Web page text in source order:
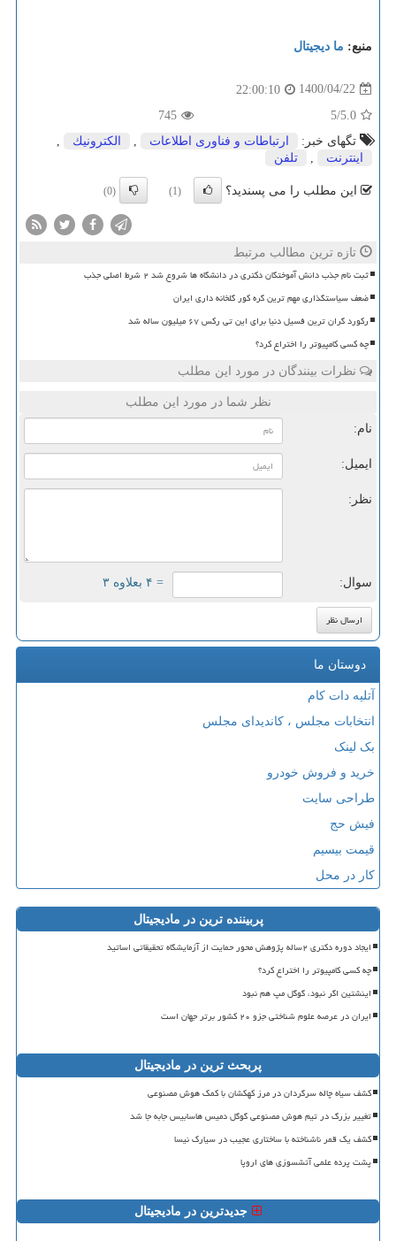
منبع: ما دیجیتال
1400/04/22
22:00:10
5.0
/5
745
تگهای خبر:
ارتباطات و فناوری اطلاعات , الكترونیك
,
اینترنت
, تلفن
این مطلب را می پسندید؟ (1)
(0)
تازه ترین مطالب مرتبط
ثبت نام جذب دانش آموختگان دکتری در دانشگاه ها شروع شد ۲ شرط اصلی جذب
ضعف سیاستگذاری مهم ترین گره کور گلخانه داری ایران
رکورد گران ترین فسیل دنیا برای این تی رکس ۶۷ میلیون ساله شد
چه کسی کامپیوتر را اختراع کرد؟
نظرات بینندگان در مورد این مطلب
نظر شما در مورد این مطلب
نام:
ایمیل:
نظر:
سوال: = ۴ بعلاوه ۳
دوستان ما
آتلیه دات کام
انتخابات مجلس ، کاندیدای مجلس
بک لینک
خرید و فروش خودرو
طراحی سایت
فیش حج
قیمت بیسیم
کار در محل
پربیننده ترین در مادیجیتال
ایجاد دوره دکتری ۲ساله پژوهش محور حمایت از آزمایشگاه تحقیقاتی اساتید
چه کسی کامپیوتر را اختراع کرد؟
اینشتین اگر نبود، گوگل مپ هم نبود
ایران در عرصه علوم شناختی جزو ۲۰ کشور برتر جهان است
پربحث ترین در مادیجیتال
کشف سیاه چاله سرگردان در مرز کهکشان با کمک هوش مصنوعی
تغییر بزرگ در تیم هوش مصنوعی گوگل دمیس هاسابیس جابه جا شد
کشف یک قمر ناشناخته با ساختاری عجیب در سیارک نیسا
پشت پرده علمی آتشسوزی های اروپا
جدیدترین در مادیجیتال